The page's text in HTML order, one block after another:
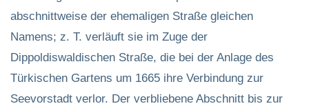
abschnittweise der ehemaligen Straße gleichen
Namens; z. T. verläuft sie im Zuge der
Dippoldiswaldischen Straße, die bei der Anlage des
Türkischen Gartens um 1665 ihre Verbindung zur
Seevorstadt verlor. Der verbliebene Abschnitt bis zur